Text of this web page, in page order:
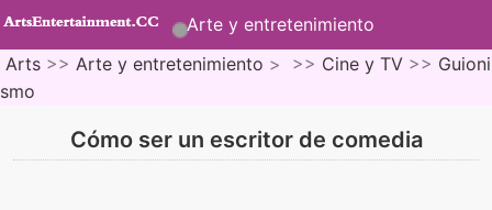
Arte y entretenimiento
Arts >> Arte y entretenimiento > >> Cine y TV >> Guioni
smo
Cómo ser un escritor de comedia